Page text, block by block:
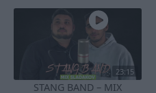
23:15
STANG BAND – MIX